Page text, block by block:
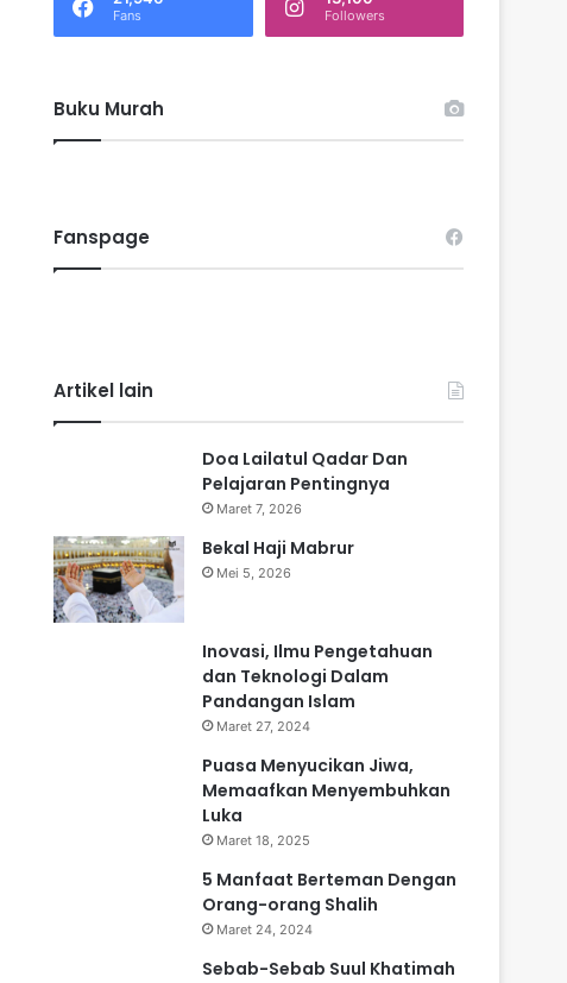
k
:
Fans Followers
Buku Murah
Fanspage
Artikel lain
Doa Lailatul Qadar Dan
Pelajaran Pentingnya
Maret 7, 2026
Bekal Haji Mabrur
Mei 5, 2026
Inovasi, Ilmu Pengetahuan
dan Teknologi Dalam
Pandangan Islam
Maret 27, 2024
Puasa Menyucikan Jiwa,
Memaafkan Menyembuhkan
Luka
Maret 18, 2025
5 Manfaat Berteman Dengan
Orang-orang Shalih
Maret 24, 2024
Sebab-Sebab Suul Khatimah